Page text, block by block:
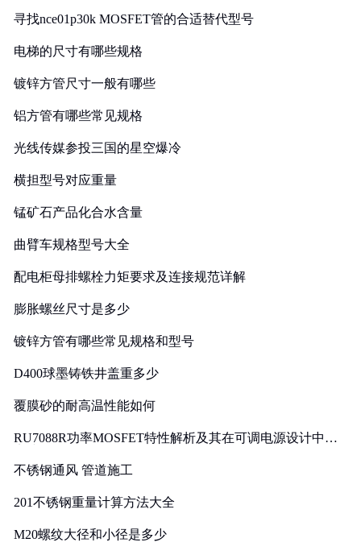
寻找nce01p30k MOSFET管的合适替代型号
电梯的尺寸有哪些规格
镀锌方管尺寸一般有哪些
铝方管有哪些常见规格
光线传媒参投三国的星空爆冷
横担型号对应重量
锰矿石产品化合水含量
曲臂车规格型号大全
配电柜母排螺栓力矩要求及连接规范详解
膨胀螺丝尺寸是多少
镀锌方管有哪些常见规格和型号
D400球墨铸铁井盖重多少
覆膜砂的耐高温性能如何
RU7088R功率MOSFET特性解析及其在可调电源设计中的
不锈钢通风 管道施工
201不锈钢重量计算方法大全
M20螺纹大径和小径是多少